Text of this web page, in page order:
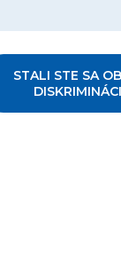
STALI STE SA